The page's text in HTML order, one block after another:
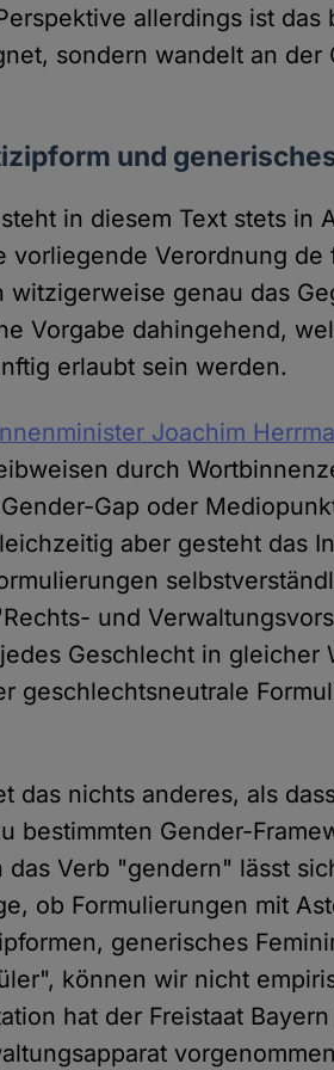
allerdings ist das
sondern wandelt an der
und
in diesem Text stets in
vorliegende Verordnung de
genau das
Vorgabe dahingehend,
erlaubt sein werden.
Joachim
durch
Gap oder
aber gesteht das
und
Geschlecht in gleicher
geschlechtsneutrale
das nichts anderes, als
bestimmten Gender-
das Verb "gendern" lässt
ob Formulierungen mit
generisches
können wir nicht
hat der Freistaat